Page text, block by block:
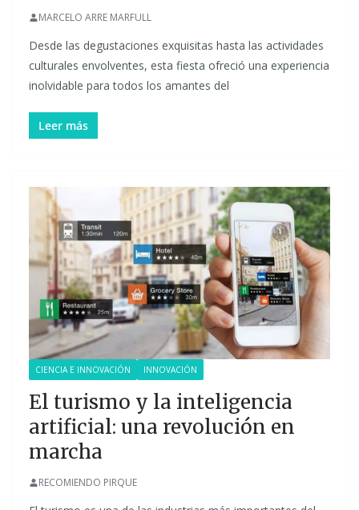
MARCELO ARRE MARFULL
Desde las degustaciones exquisitas hasta las actividades
culturales envolventes, esta fiesta ofreció una experiencia
inolvidable para todos los amantes del
Leer más
CIENCIA E INNOVACIÓN INNOVACIÓN
El turismo y la inteligencia
artificial: una revolución en
marcha
RECOMIENDO PIRQUE